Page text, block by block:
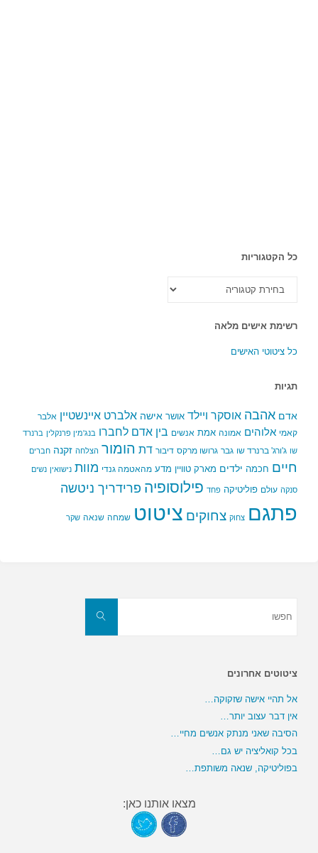
כל הקטגוריות
הקטגוריות
רשימת אישים מלאה
כל ציטוטי האישים
תגיות
אדם אהבה אוסקר ויילד אושר אישה אלברט איינשטיין אלבר
קאמי אלוהים אמונה אמת אנשים בין אדם לחברו בנג'מין פרנקלין ברנרד
שו ג'ורג' ברנרד שו גבר גרושו מרקס דיבור דת הומור הצלחה זקנה חברים
חיים חכמה ילדים מארק טוויין מדע מהאטמה גנדי מוות נישואין נשים
סנקה עולם פוליטיקה פחד פילוסופיה פרידריך ניטשה
פתגם צחוק צחוקים ציטוט שמחה שנאה שקר
חפשו
ציטוטים אחרונים
אל תהיי אישה שזקוקה…
אין דבר עצוב יותר…
הסיבה שאני מנתק אנשים מחיי…
בכל קואליציה יש גם…
בפוליטיקה, שנאה משותפת…
מצאו אותנו כאן: